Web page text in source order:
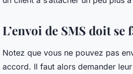
L’envoi de SMS doit
Notez que vous ne pouvez pas
accord. Il faut alors demander